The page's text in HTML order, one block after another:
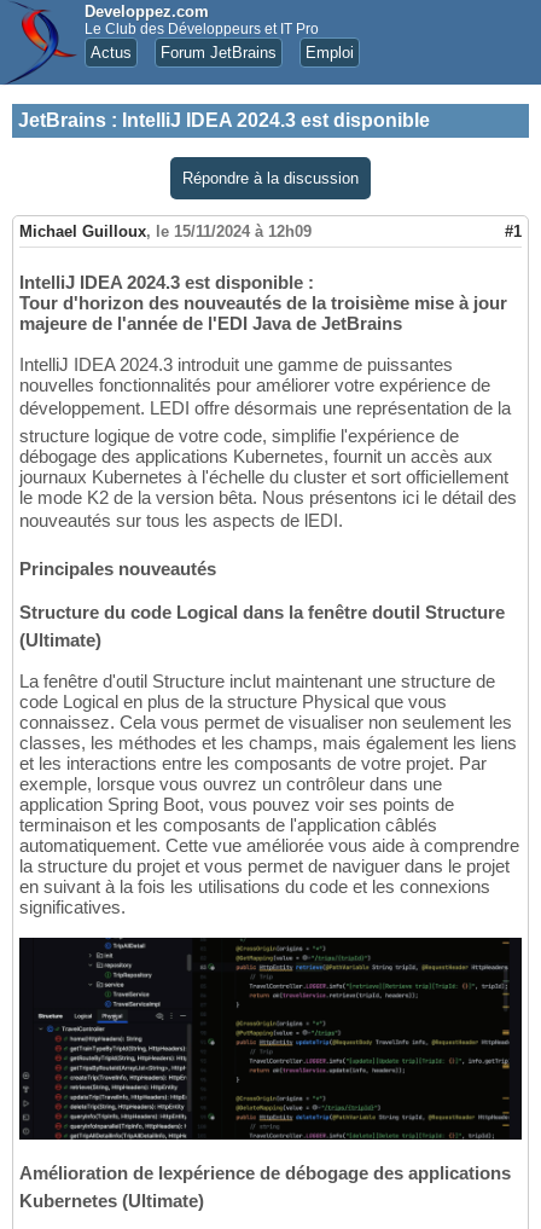
Developpez.com
Le Club des Développeurs et IT Pro
Actus Forum JetBrains Emploi
JetBrains : IntelliJ IDEA 2024.3 est disponible
Répondre à la discussion
Michael Guilloux, le 15/11/2024 à 12h09 #1
IntelliJ IDEA 2024.3 est disponible :
Tour d'horizon des nouveautés de la troisième mise à jour
majeure de l'année de l'EDI Java de JetBrains
IntelliJ IDEA 2024.3 introduit une gamme de puissantes
nouvelles fonctionnalités pour améliorer votre expérience de
développement. LEDI offre désormais une représentation de la
structure logique de votre code, simplifie l'expérience de
débogage des applications Kubernetes, fournit un accès aux
journaux Kubernetes à l'échelle du cluster et sort officiellement
le mode K2 de la version bêta. Nous présentons ici le détail des
nouveautés sur tous les aspects de lEDI.
Principales nouveautés
Structure du code Logical dans la fenêtre doutil Structure
(Ultimate)
La fenêtre d'outil Structure inclut maintenant une structure de
code Logical en plus de la structure Physical que vous
connaissez. Cela vous permet de visualiser non seulement les
classes, les méthodes et les champs, mais également les liens
et les interactions entre les composants de votre projet. Par
exemple, lorsque vous ouvrez un contrôleur dans une
application Spring Boot, vous pouvez voir ses points de
terminaison et les composants de l'application câblés
automatiquement. Cette vue améliorée vous aide à comprendre
la structure du projet et vous permet de naviguer dans le projet
en suivant à la fois les utilisations du code et les connexions
significatives.
Amélioration de lexpérience de débogage des applications
Kubernetes (Ultimate)